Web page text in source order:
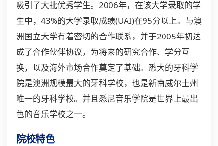
吸引了大批优秀学生。2006年，在该大学录取的学
生中，43%的大学录取成绩(UAI)在95分以上。与澳
洲国立大学有着密切的合作联系，并于2005年初达
成了合作伙伴协议，为将来的研究合作、学分互
换，以及海外市场合作奠定了基础。悉大的牙科学
院是澳洲规模最大的牙科学校，也是新南威尔士州
唯一的牙科学校。并且悉尼音乐学院是世界上最出
色的音乐学校之一。
院校特色